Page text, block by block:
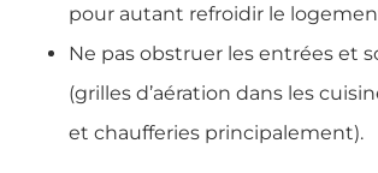
pour autant refroidir le
Ne pas obstruer les entrées et
(grilles d’aération dans les
et chaufferies principalement).